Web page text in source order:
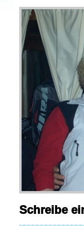
Schreibe